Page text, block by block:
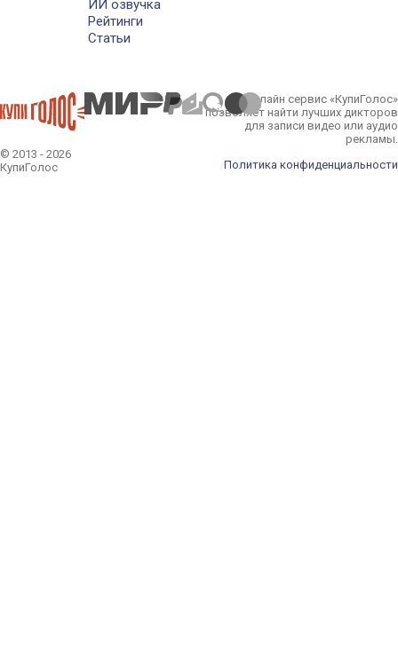
ИИ озвучка
Рейтинги
Статьи
© 2013 - 2026
КупиГолос
Онлайн сервис «КупиГолос»
позволяет найти лучших дикторов
для записи видео или аудио
рекламы.
Политика конфиденциальности